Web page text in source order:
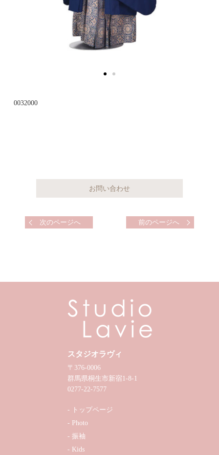
0032000
次のページへ 前のページへ
スタジオラヴィ
〒376-0006
群馬県桐生市新宿1-8-1
0277-22-7577
トップページ
Photo
振袖
Kids